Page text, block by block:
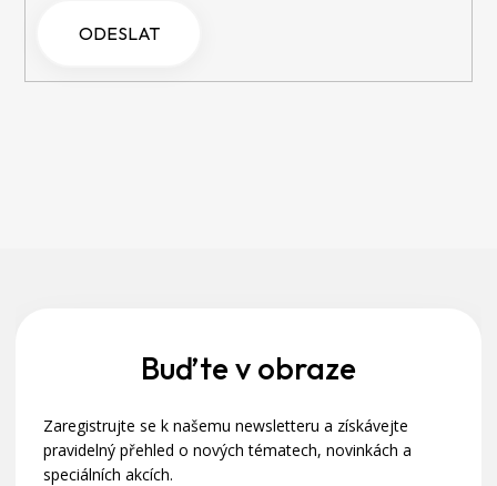
Buďte v obraze
Zaregistrujte se k našemu newsletteru a získávejte
pravidelný přehled o nových tématech, novinkách a
speciálních akcích.